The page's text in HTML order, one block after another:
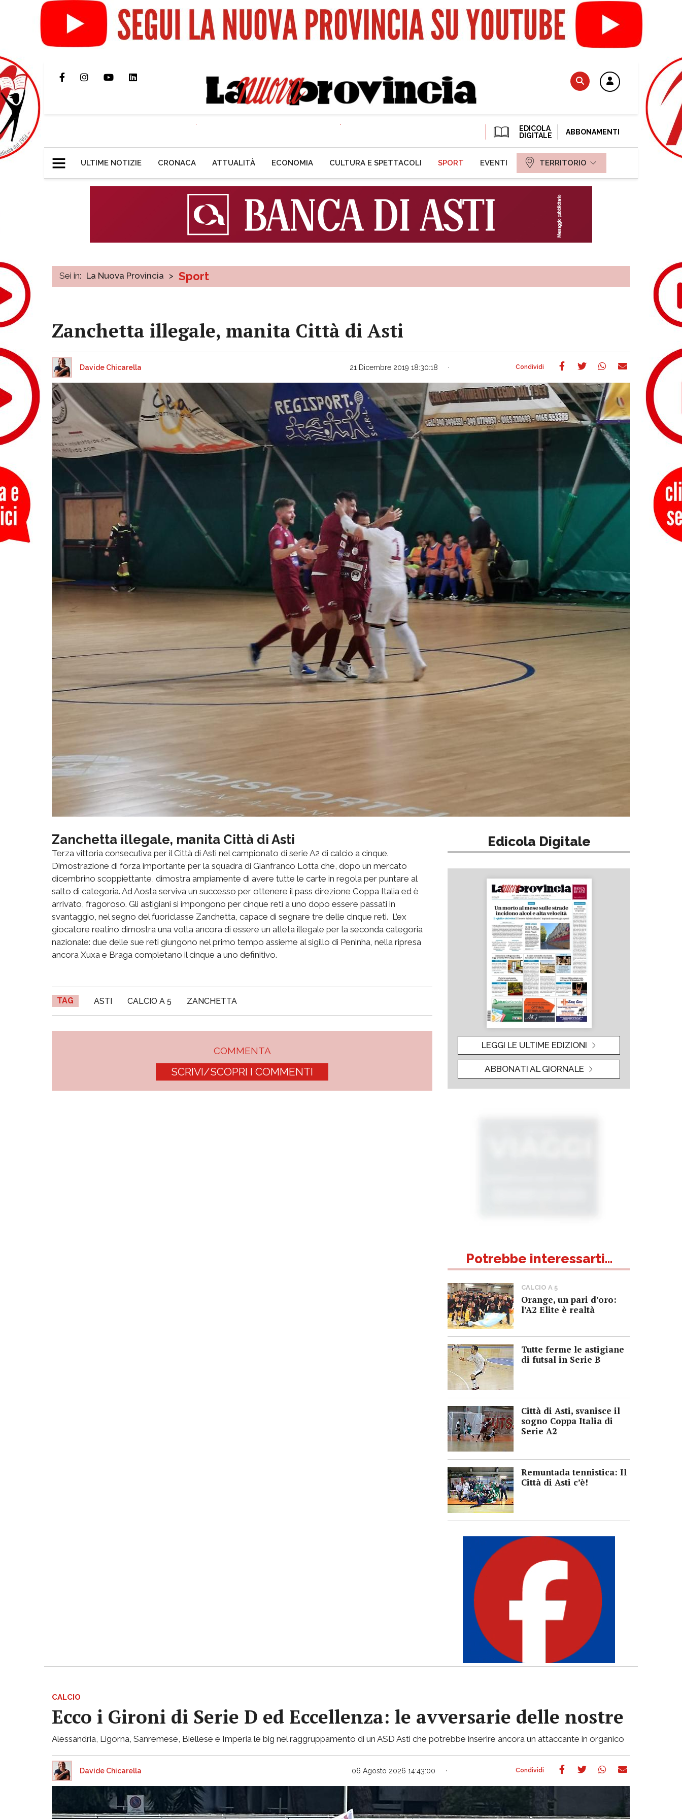
EDICOLA
DIGITALE
ABBONAMENTI
ULTIME NOTIZIE CRONACA ATTUALITÀ ECONOMIA CULTURA E SPETTACOLI SPORT EVENTI TERRITORIO
Sei in: La Nuova Provincia > Sport
Zanchetta illegale, manita Città di Asti
Davide Chicarella 21 Dicembre 2019 18:30:18
Zanchetta illegale, manita Città di Asti
Terza vittoria consecutiva per il Città di Asti nel campionato di serie A2 di calcio a cinque.
Dimostrazione di forza importante per la squadra di Gianfranco Lotta che, dopo un mercato
dicembrino scoppiettante, dimostra ampiamente di avere tutte le carte in regola per puntare al
salto di categoria. Ad Aosta serviva un successo per ottenere il pass direzione Coppa Italia ed è
arrivato, fragoroso. Gli astigiani si impongono per cinque reti a uno dopo essere passati in
svantaggio, nel segno del fuoriclasse Zanchetta, capace di segnare tre delle cinque reti. L’ex
giocatore reatino dimostra una volta ancora di essere un atleta illegale per la seconda categoria
nazionale: due delle sue reti giungono nel primo tempo assieme al sigillo di Peninha, nella ripresa
ancora Xuxa e Braga completano il cinque a uno definitivo.
TAG ASTI CALCIO A 5 ZANCHETTA
COMMENTA
SCRIVI/SCOPRI I COMMENTI
Edicola Digitale
LEGGI LE ULTIME EDIZIONI
ABBONATI AL GIORNALE
Potrebbe interessarti...
CALCIO A 5
Orange, un pari d’oro:
l’A2 Elite è realtà
Tutte ferme le astigiane
di futsal in Serie B
Città di Asti, svanisce il
sogno Coppa Italia di
Serie A2
Remuntada tennistica: Il
Città di Asti c’è!
CALCIO
Ecco i Gironi di Serie D ed Eccellenza: le avversarie delle nostre
Alessandria, Ligorna, Sanremese, Biellese e Imperia le big nel raggruppamento di un ASD Asti che potrebbe inserire ancora un attaccante in organico
Davide Chicarella 06 Agosto 2026 14:43:00